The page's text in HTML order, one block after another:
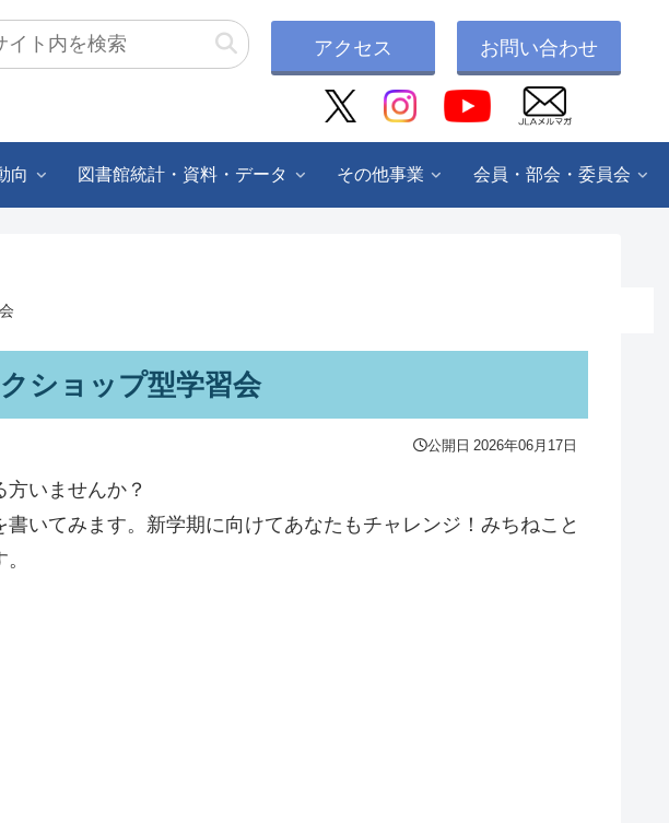
アクセス お問い合わせ
向 図書館統計・資料・データ その他事業 会員・部会・委員会
ショップ型学習会
公開日 2026年06月17日
いませんか？
いてみます。新学期に向けてあなたもチャレンジ！みちねこと